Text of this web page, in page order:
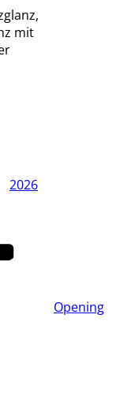
mit
2026
Opening